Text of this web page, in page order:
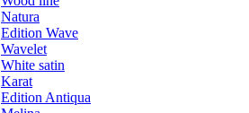
Natura
Edition Wave
Wavelet
White satin
Karat
Edition Antiqua